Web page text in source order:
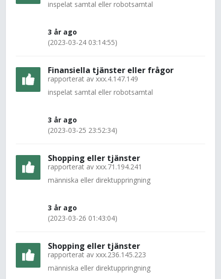
inspelat samtal eller robotsamtal
3 år ago
(2023-03-24 03:14:55)
Finansiella tjänster eller frågor
rapporterat av xxx.4.147.149
inspelat samtal eller robotsamtal
3 år ago
(2023-03-25 23:52:34)
Shopping eller tjänster
rapporterat av xxx.71.194.241
människa eller direktuppringning
3 år ago
(2023-03-26 01:43:04)
Shopping eller tjänster
rapporterat av xxx.236.145.223
människa eller direktuppringning